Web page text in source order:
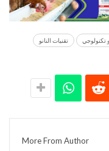
تكنولوجي تقنيات النانو
More From Author